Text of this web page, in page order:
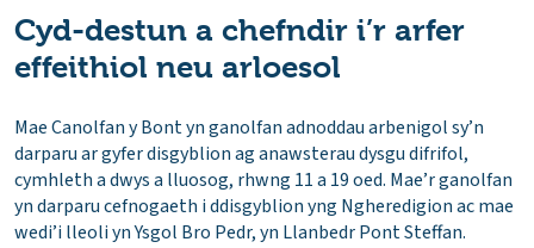
Cyd-destun a chefndir i’r arfer
effeithiol neu arloesol
Mae Canolfan y Bont yn ganolfan adnoddau arbenigol sy’n
darparu ar gyfer disgyblion ag anawsterau dysgu difrifol,
cymhleth a dwys a lluosog, rhwng 11 a 19 oed. Mae’r ganolfan
yn darparu cefnogaeth i ddisgyblion yng Ngheredigion ac mae
wedi’i lleoli yn Ysgol Bro Pedr, yn Llanbedr Pont Steffan.